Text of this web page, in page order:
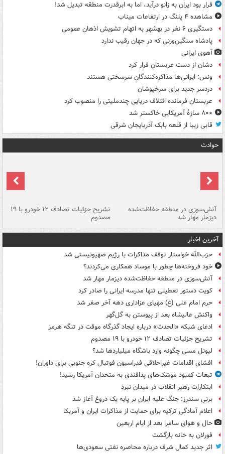
قرار بود ایران به زانو درآید، اما به ابرقدرت منطقه تبدیل شد!
مشاهده ۴ پلنگ در ارتفاعات میناب
دستگیری ۶ نفر در بهشهر به اتهام تشویش اذهان عمومی
پادشاه سنگین‌وزنی که در جهان رقیب ندارد
آهوی ایرانی
دشان از دست عربستان فرار کرد
ونس: ایرانی‌ها مذاکره‌کنندگان سرسختی هستند
دردسر جدید برای سرخپوشان
عربستان فرمانده ائتلاف دریایی چندملیتی را منصوب کرد
۸۰۰ سازۀ آمریکایی خاکستر شد
قابی زیبا از قلعه بابک آذربایجان شرقی
حوادث
آتش‌سوزی در منطقه حفاظت‌شده
دیزمار مهار شد
تشریح جزئیات تصادف ۱۲ خودرو با ۱۹
مصدوم
آخرین اخبار
حزب‌الله خواستار توقف مذاکرات با رژیم صهیونیستی شد
خود فروخته‌ها چطور با موساد همکاری می‌کردند؟
آتش‌سوزی در منطقه حفاظت‌شده دیزمار مهار شد
کویت دستور تعطیلی تنها مدرسه ایرانی را صادر کرد
حرم امام علی (ع) مهیای عزاداری دهه آخر صفر شد
واکنش عالیشاه بعد از پیوستن به گل‌گهر
ادعای شبکه «الحدث» درباره ایجاد گذرگاه موقت در تنگه هرمز
تشریح جزئیات تصادف ۱۲ خودرو با ۱۹ مصدوم
لیونل مسی چگونه وارد باشگاه میلیاردها شد؟
افشای اقدامات غیراخلاقی فدراسیون فوتبال کره جنوبی برای داوران!
تبعات کمبود موشک‌های پدافندی به متحدان آمریکا رسید!
ابتکارات رهبر انقلاب در میدان نبرد
برنی سندرز: جنگ علیه ایران بر پایه یک دروغ آغاز شد
اعلام آمادگی ترکیه برای حمایت از مذاکرات ایران و آمریکا
حال و هوای سامرا بعد از ایام اربعین
فورلان به خانه بازگشت
اثر جدید کمال شرف درباره محاصره نفتی سعودی‌ها